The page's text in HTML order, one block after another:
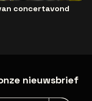
concertavond
nieuwsbrief